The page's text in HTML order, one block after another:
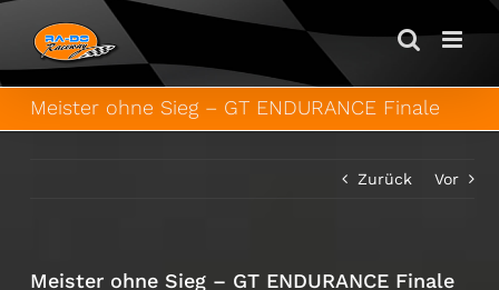
Zum
Inhalt
springen
Meister ohne Sieg – GT ENDURANCE Finale
Zurück Vor
Meister ohne Sieg – GT ENDURANCE Finale